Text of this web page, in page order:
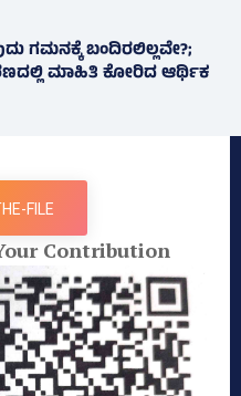
ಗಮನಕ್ಕೆ ಬಂದಿರಲಿಲ್ಲವೇ?;
ಮಾಹಿತಿ ಕೋರಿದ ಆರ್ಥಿಕ
FILE
Contribution